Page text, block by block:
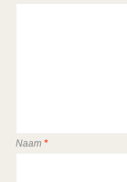
Naam *